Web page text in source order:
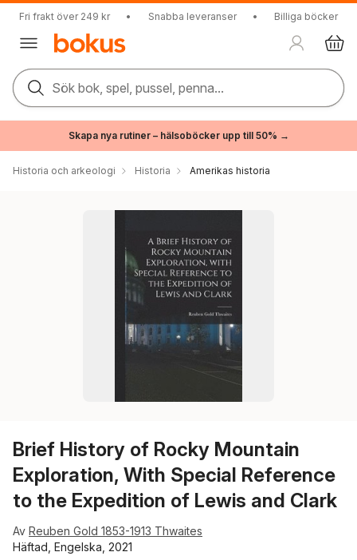
Fri frakt över 249 kr • Snabba leveranser • Billiga böcker
Sök bok, spel, pussel, penna...
Skapa nya rutiner – hälsoböcker upp till 50% →
Historia och arkeologi Historia Amerikas historia
Brief History of Rocky Mountain
Exploration, With Special Reference
to the Expedition of Lewis and Clark
Av Reuben Gold 1853-1913 Thwaites
Häftad, Engelska, 2021